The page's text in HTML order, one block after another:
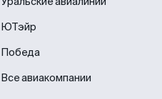
ЮТэйр
Победа
Все авиакомпании